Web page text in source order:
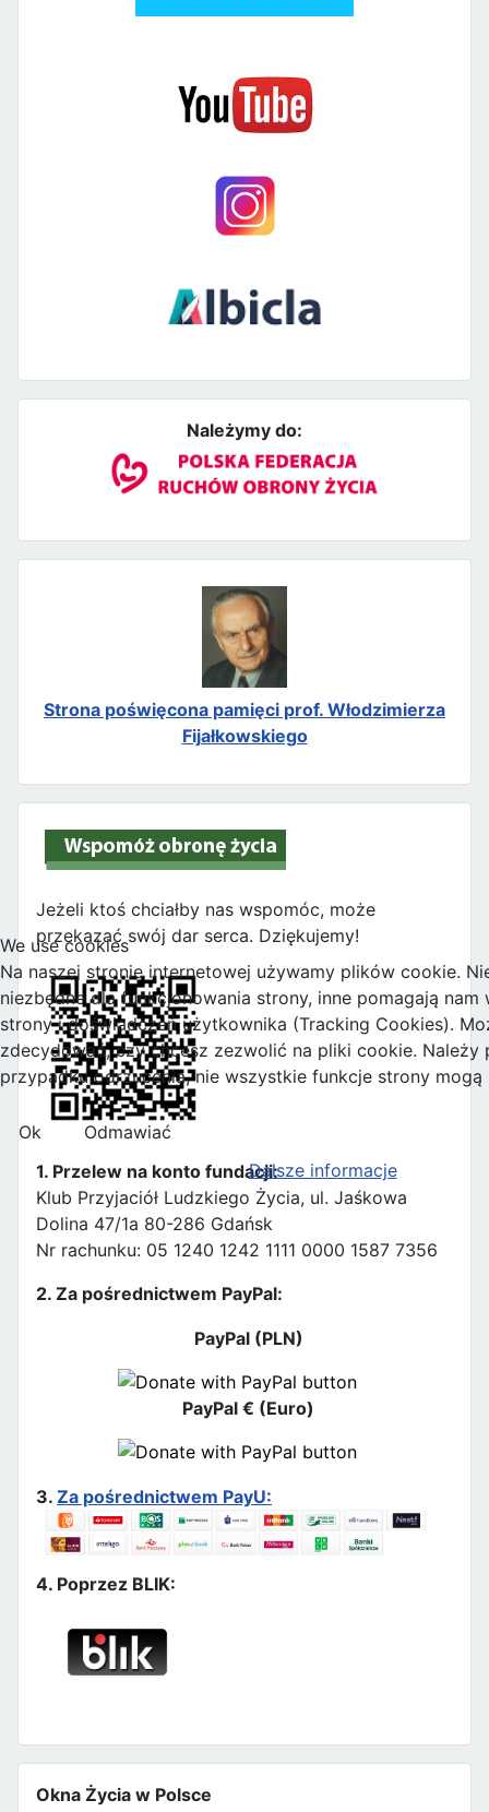
Należymy do:
Strona poświęcona pamięci prof. Włodzimierza
Fijałkowskiego
Jeżeli ktoś chciałby nas wspomóc, może
przekazać swój dar serca. Dziękujemy!
1. Przelew na konto fundacji:
Klub Przyjaciół Ludzkiego Życia, ul. Jaśkowa
Dolina 47/1a 80-286 Gdańsk
Nr rachunku: 05 1240 1242 1111 0000 1587 7356
2. Za pośrednictwem PayPal:
PayPal (PLN)
PayPal € (Euro)
3. Za pośrednictwem PayU:
4. Poprzez BLIK:
Okna Życia w Polsce
We use cookies
Na naszej stronie internetowej używamy plików cookie.
niezbędne dla funkcjonowania strony, inne pomagają nam
strony i doświadczeń użytkownika (Tracking Cookies).
zdecydować, czy chcesz zezwolić na pliki cookie. Należy
przypadku odrzucenia, nie wszystkie funkcje strony
Ok
Odmawiać
Dalsze informacje